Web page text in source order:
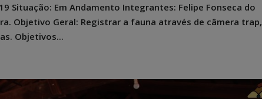
Situação: Em Andamento Integrantes: Felipe Fonseca do
Objetivo Geral: Registrar a fauna através de câmera trap,
Objetivos...